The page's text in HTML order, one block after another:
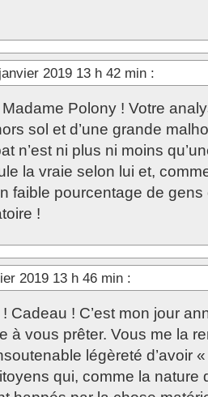
2019 13 h 42 min :
Polony ! Votre
sol et d’une grande
n’est ni plus ni moins
la vraie selon lui et,
faible pourcentage de gens
!
2019 13 h 46 min :
Cadeau ! C’est mon jour
à vous prêter. Vous me la
légèreté d’avoir
qui, comme la nature